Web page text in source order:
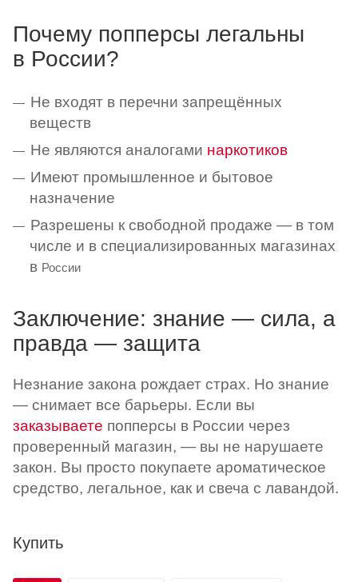
Почему попперсы легальны
в России?
Не входят в перечни запрещённых
веществ
Не являются аналогами наркотиков
Имеют промышленное и бытовое
назначение
Разрешены к свободной продаже — в том
числе и в специализированных магазинах
в России
Заключение: знание — сила, а
правда — защита
Незнание закона рождает страх. Но знание
— снимает все барьеры. Если вы
заказываете попперсы в России через
проверенный магазин, — вы не нарушаете
закон. Вы просто покупаете ароматическое
средство, легальное, как и свеча с лавандой.
Купить